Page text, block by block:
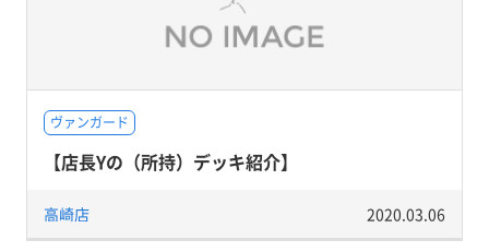
ヴァンガード
【店長Yの（所持）デッキ紹介】
高崎店 2020.03.06